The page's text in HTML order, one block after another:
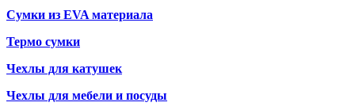
Сумки из EVA материала
Термо сумки
Чехлы для катушек
Чехлы для мебели и посуды